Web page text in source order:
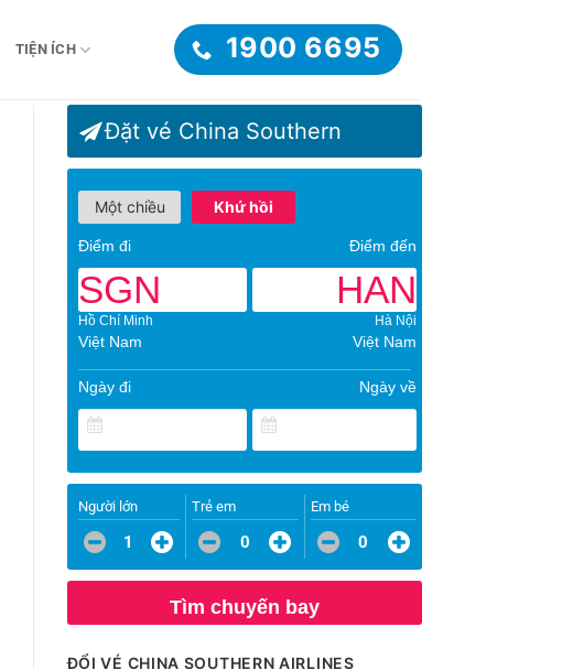
TIỆN ÍCH 1900 6695
Đặt vé China Southern
Một chiều Khứ hồi
Điểm đi Điểm đến
SGN
Hồ Chí Minh
Việt Nam
HAN
Hà Nội
Việt Nam
Ngày đi Ngày về
Người lớn
1
Trẻ em
0
Em bé
0
Tìm chuyến bay
ĐỔI VÉ CHINA SOUTHERN AIRLINES